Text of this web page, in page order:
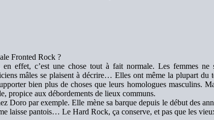
Fronted Rock ?
en effet, c’est une chose tout à fait normale. Les femmes ne
mâles se plaisent à décrire… Elles ont même la plupart du
bien plus de choses que leurs homologues masculins.
propice aux débordements de lieux communs.
Doro par exemple. Elle mène sa barque depuis le début des
laisse pantois… Le Hard Rock, ça conserve, et pas que les